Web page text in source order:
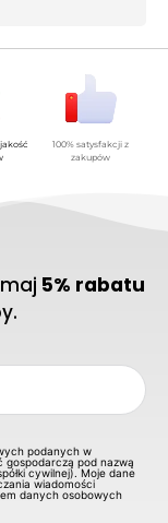
100% satysfakcji z
zakupów
5% rabatu
podanych w
gospodarczą pod nazwą
cywilnej). Moje dane
wiadomości
danych osobowych